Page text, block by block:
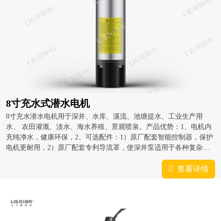
8寸充水式潜水电机
8寸充水潜水电机用于深井、水库、溪流、池塘提水、工业生产用
水、 农田灌溉、淡水、海水养殖、景观喷泉。产品优势：1、电机内
充纯净水，健康环保，2、可选配件：1）原厂配套智能控制器，保护
电机更耐用，2）原厂配套专利导流罩，使深井泵适用于各种复杂的
水文环境，并降低温升，节约用电成本，延长使用寿命
查看详情